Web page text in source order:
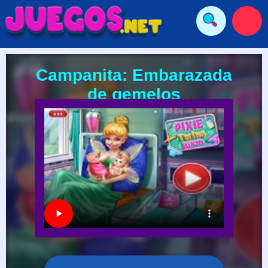
Campanita: Embarazada
de gemelos